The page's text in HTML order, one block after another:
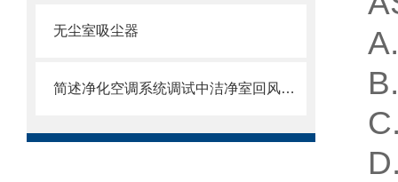
无尘室吸尘器
简述净化空调系统调试中洁净室回风口变为送风口的问题